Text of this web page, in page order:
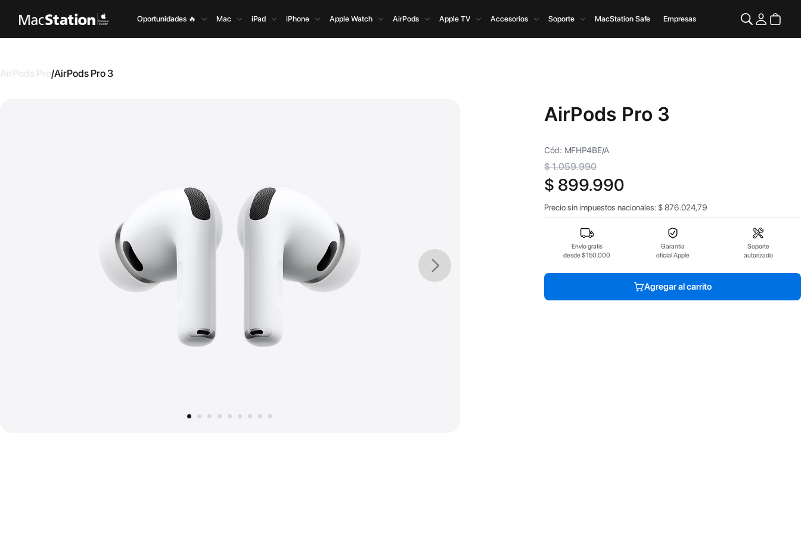
Oportunidades 🔥 Mac iPad iPhone Apple Watch AirPods Apple TV Accesorios Soporte MacStation Safe Empresas
AirPods Pro/AirPods Pro 3
AirPods Pro 3
Cód: MFHP4BE/A
$ 1.059.990
$ 899.990
Precio sin impuestos nacionales: $876.024,79
Envío gratis
desde $150.000
Garantía
oficial Apple
Soporte
autorizado
Agregar al carrito